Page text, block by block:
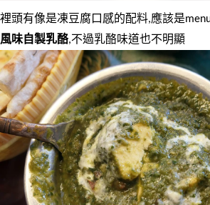
裡頭有像是凍豆腐口感的配料,應該是
風味自製乳酪,不過乳酪味道也不明顯